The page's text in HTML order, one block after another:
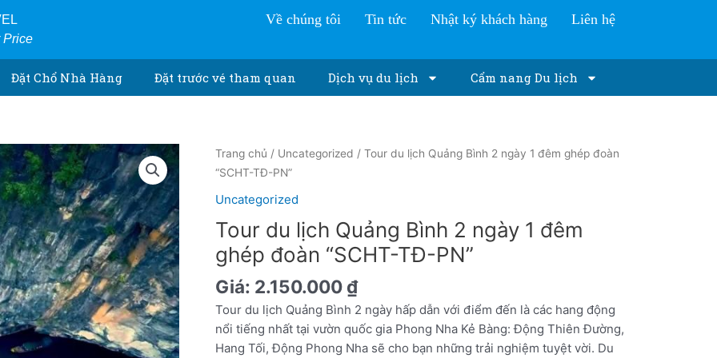
Price
Về chúng tôi Tin tức Nhật ký khách hàng Liên hệ
Đặt Chổ Nhà Hàng Đặt trước vé tham quan Dịch vụ du lịch Cẩm nang Du lịch
Trang chủ / Uncategorized / Tour du lịch Quảng Bình 2 ngày 1 đêm ghép đoàn
“SCHT-TĐ-PN”
Uncategorized
Tour du lịch Quảng Bình 2 ngày 1 đêm
ghép đoàn “SCHT-TĐ-PN”
Giá: 2.150.000 ₫
Tour du lịch Quảng Bình 2 ngày hấp dẫn với điểm đến là các hang động
nổi tiếng nhất tại vườn quốc gia Phong Nha Kẻ Bàng: Động Thiên Đường,
Hang Tối, Động Phong Nha sẽ cho bạn những trải nghiệm tuyệt vời. Du
Tour
du
Bình
2
ngày
1
đêm
ghép
đoàn